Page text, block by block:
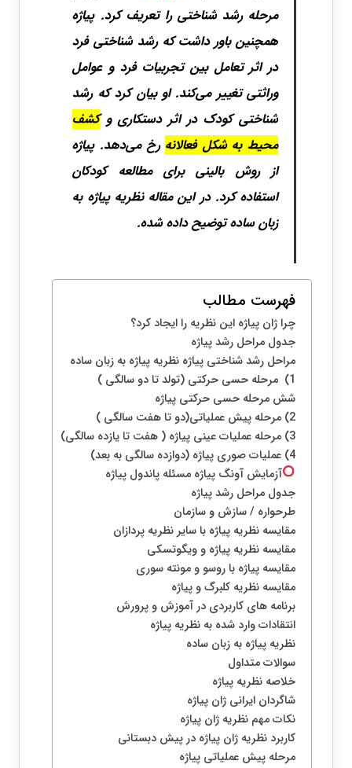
مرحله رشد شناختی را تعریف کرد. پیاژه
همچنین باور داشت که رشد شناختی فرد
در اثر تعامل بین تجربیات فرد و عوامل
وراثتی تغییر می‌کند. او بیان کرد که رشد
شناختی کودک در اثر دستکاری وکشف
محیط به شکل فعالانه رخ می‌دهد. پیاژه
از روش بالینی برای مطالعه کودکان
استفاده کرد. در این مقاله نظریه پیاژه به
زبان ساده توضیح داده شده.
فهرست مطالب
چرا ژان پیاژه این نظریه را ایجاد کرد؟
جدول مراحل رشد پیاژه
مراحل رشد شناختی پیاژه نظریه پیاژه به زبان ساده
1) مرحله حسی حرکتی (تولد تا دو سالگی )
شش مرحله حسی حرکتی پیاژه
2) مرحله پیش عملیاتی(دو تا هفت سالگی )
3) مرحله عملیات عینی پیاژه ( هفت تا یازده سالگی)
4) عملیات صوری پیاژه (دوازده سالگی به بعد)
آزمایش آونگ پیاژه مسئله پاندول پیاژه
جدول مراحل رشد پیاژه
طرحواره / سازش و سازمان
مقایسه نظریه پیاژه با سایر نظریه پردازان
مقایسه نظریه پیاژه و ویگوتسکی
مقایسه پیاژه با روسو و مونته سوری
مقایسه نظریه کلبرگ و پیاژه
برنامه های کاربردی در آموزش و پرورش
انتقادات وارد شده به نظریه پیاژه
نظریه پیاژه به زبان ساده
سوالات متداول
خلاصه نظریه پیاژه
شاگردان ایرانی ژان پیاژه
نکات مهم نظریه ژان پیاژه
کاربرد نظریه ژان پیاژه در پیش دبستانی
مرحله پیش عملیاتی پیاژه